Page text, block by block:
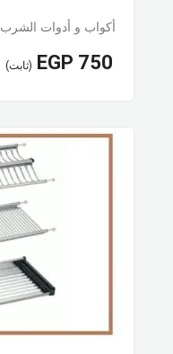
أكواب و أدوات الشرب
EGP 750 (ثابت)